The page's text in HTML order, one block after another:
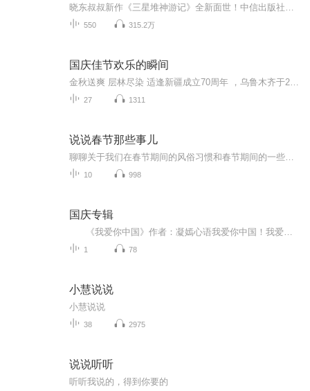
550 315.2万
国庆佳节欢乐的瞬间
27 1311
说说春节那些事儿
10 998
国庆专辑
1 78
小慧说说
小慧说说
38 2975
说说听听
听听我说的，得到你要的